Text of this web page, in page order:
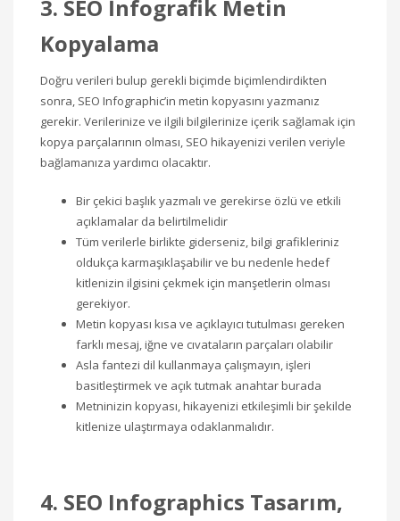
3. SEO İnfografik Metin
Kopyalama
Doğru verileri bulup gerekli biçimde biçimlendirdikten
sonra, SEO Infographic’in metin kopyasını yazmanız
gerekir. Verilerinize ve ilgili bilgilerinize içerik sağlamak için
kopya parçalarının olması, SEO hikayenizi verilen veriyle
bağlamanıza yardımcı olacaktır.
Bir çekici başlık yazmalı ve gerekirse özlü ve etkili
açıklamalar da belirtilmelidir
Tüm verilerle birlikte giderseniz, bilgi grafikleriniz
oldukça karmaşıklaşabilir ve bu nedenle hedef
kitlenizin ilgisini çekmek için manşetlerin olması
gerekiyor.
Metin kopyası kısa ve açıklayıcı tutulması gereken
farklı mesaj, iğne ve cıvataların parçaları olabilir
Asla fantezi dil kullanmaya çalışmayın, işleri
basitleştirmek ve açık tutmak anahtar burada
Metninizin kopyası, hikayenizi etkileşimli bir şekilde
kitlenize ulaştırmaya odaklanmalıdır.
4. SEO Infographics Tasarım,